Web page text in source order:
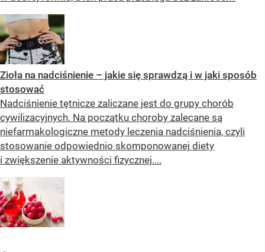
Zioła na nadciśnienie – jakie się sprawdzą i w jaki sposób
stosować
Nadciśnienie tętnicze zaliczane jest do grupy chorób
cywilizacyjnych. Na początku choroby zalecane są
niefarmakologiczne metody leczenia nadciśnienia, czyli
stosowanie odpowiednio skomponowanej diety
i zwiększenie aktywności fizycznej....